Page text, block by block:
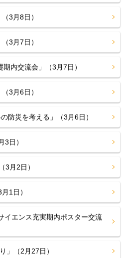
3月8日）
3月7日）
内交流会」（3月7日）
3月6日）
防災を考える」（3月6日）
3日）
3月2日）
1日）
イエンス充実期内ポスター交流
」（2月27日）